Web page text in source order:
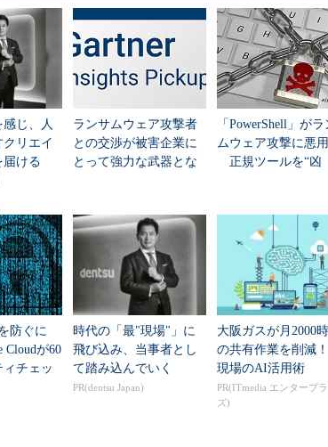
感じ、人
リエイ
届ける
ランサムウェア攻撃者
との交渉が被害企業に
とって強力な武器とな
「PowerShell」が
ムウェア攻撃に悪
正規ツールを“凶
防ぐに
が60
チェッ
時代の「最"現場"」に
飛び込み、当事者とし
て踏み込んでいく
PR(dentsu Japan)
大阪ガスが月2000
の共有作業を削減
現場のAI活用術
PR(ITmedia エンタープ
ズ)